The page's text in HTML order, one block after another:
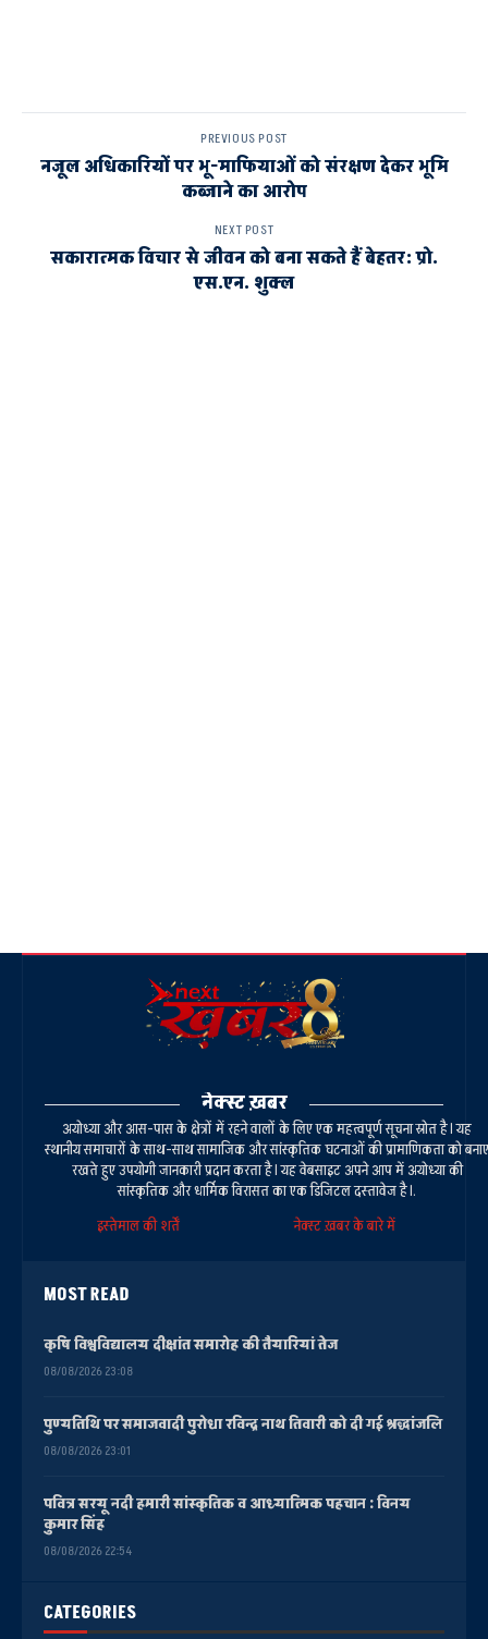
PREVIOUS POST
नजूल अधिकारियों पर भू-माफियाओं को संरक्षण देकर भूमि
कब्जाने का आरोप
NEXT POST
सकारात्मक विचार से जीवन को बना सकते हैं बेहतर: प्रो.
एस.एन. शुक्ल
CATEGORIES
नेक्स्ट ख़बर
अयोध्या और आस-पास के क्षेत्रों में रहने वालों के लिए एक महत्वपूर्ण सूचना स्रोत है। यह
स्थानीय समाचारों के साथ-साथ सामाजिक और सांस्कृतिक घटनाओं की प्रामाणिकता को बनाए
रखते हुए उपयोगी जानकारी प्रदान करता है। यह वेबसाइट अपने आप में अयोध्या की
सांस्कृतिक और धार्मिक विरासत का एक डिजिटल दस्तावेज है।.
इस्तेमाल की शर्तें
नेक्स्ट ख़बर के बारे में
MOST READ
कृषि विश्वविद्यालय दीक्षांत समारोह की तैयारियां तेज
08/08/2026 23:08
पुण्यतिथि पर समाजवादी पुरोधा रविन्द्र नाथ तिवारी को दी गई श्रद्धांजलि
08/08/2026 23:01
पवित्र सरयू नदी हमारी सांस्कृतिक व आध्यात्मिक पहचान : विनय
कुमार सिंह
08/08/2026 22:54